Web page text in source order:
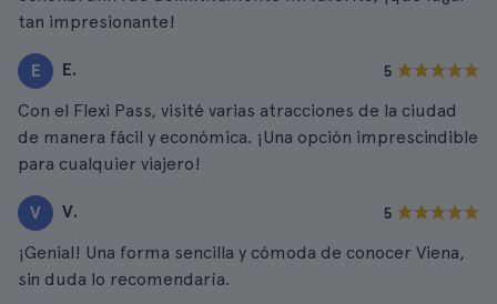
tan impresionante!
E E. 5
Con el Flexi Pass, visité varias atracciones de la ciudad
de manera fácil y económica. ¡Una opción imprescindible
para cualquier viajero!
V V. 5
¡Genial! Una forma sencilla y cómoda de conocer Viena,
sin duda lo recomendaría.